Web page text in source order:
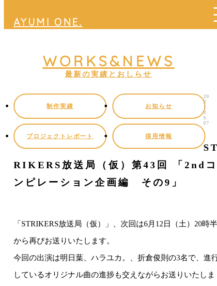
AYUMI ONE.
WORKS&NEWS
最新の実績とおしらせ
制作実績 お知らせ
プロジェクトレポート 採用情報
20
2
1.
0
6.
07
RIKERS放送局（仮）第43回 「2ndコ
ンピレーション企画編 その9」
「STRIKERS放送局（仮）」、次回は6月12日（土）20時半
から再びお送りいたします。
今回の出演は明日葉、ハラユカ。、折倉俊則の3名で、進
しているオリジナル曲の進捗も交えながらお送りいたしま